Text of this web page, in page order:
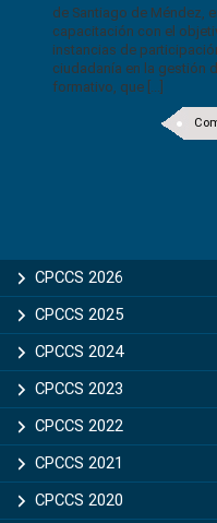
de Santiago de Méndez,
capacitación con el
instancias de
ciudadanía en la gestión
formativo, que [...]
CPCCS 2026
CPCCS 2025
CPCCS 2024
CPCCS 2023
CPCCS 2022
CPCCS 2021
CPCCS 2020